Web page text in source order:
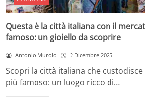
Questa è la città italiana con il
famoso: un gioiello da scoprire
Antonio Murolo 2 Dicembre 2025
Scopri la città italiana che
più famoso: un luogo ricco di…